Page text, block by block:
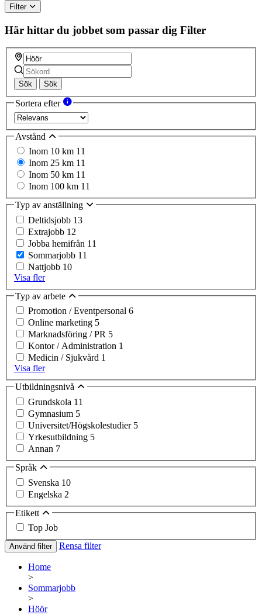
Filter
Här hittar du jobbet som passar dig Filter
Sök Sök
Sortera efter
Avstånd
Inom 10 km 11
Inom 25 km 11
Inom 50 km 11
Inom 100 km 11
Typ av anställning
Deltidsjobb 13
Extrajobb 12
Jobba hemifrån 11
Sommarjobb 11
Nattjobb 10
Visa fler
Typ av arbete
Promotion / Eventpersonal 6
Online marketing 5
Marknadsföring / PR 5
Kontor / Administration 1
Medicin / Sjukvård 1
Visa fler
Utbildningsnivå
Grundskola 11
Gymnasium 5
Universitet/Högskolestudier 5
Yrkesutbildning 5
Annan 7
Språk
Svenska 10
Engelska 2
Etikett
Top Job
Använd filter Rensa filter
Home
>
Sommarjobb
>
Höör